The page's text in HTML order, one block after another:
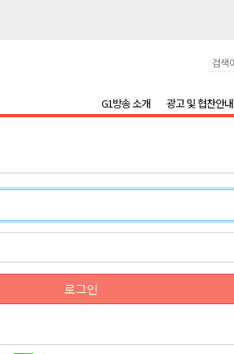
G1방송 소개 광고 및 협찬안내
로그인